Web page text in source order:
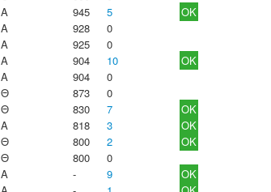
Α 945 5
OK
Α 928
0
Α 925
0
Α 904 10
OK
Α 904
0
Θ 873
0
Θ 830 7
OK
Α 818 3
OK
Θ 800 2
OK
Θ 800
0
Α - 9
OK